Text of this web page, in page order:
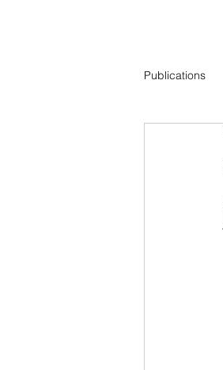
Publications